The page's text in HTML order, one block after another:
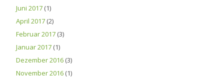
Juni 2017 (1)
April 2017 (2)
Februar 2017 (3)
Januar 2017 (1)
Dezember 2016 (3)
November 2016 (1)